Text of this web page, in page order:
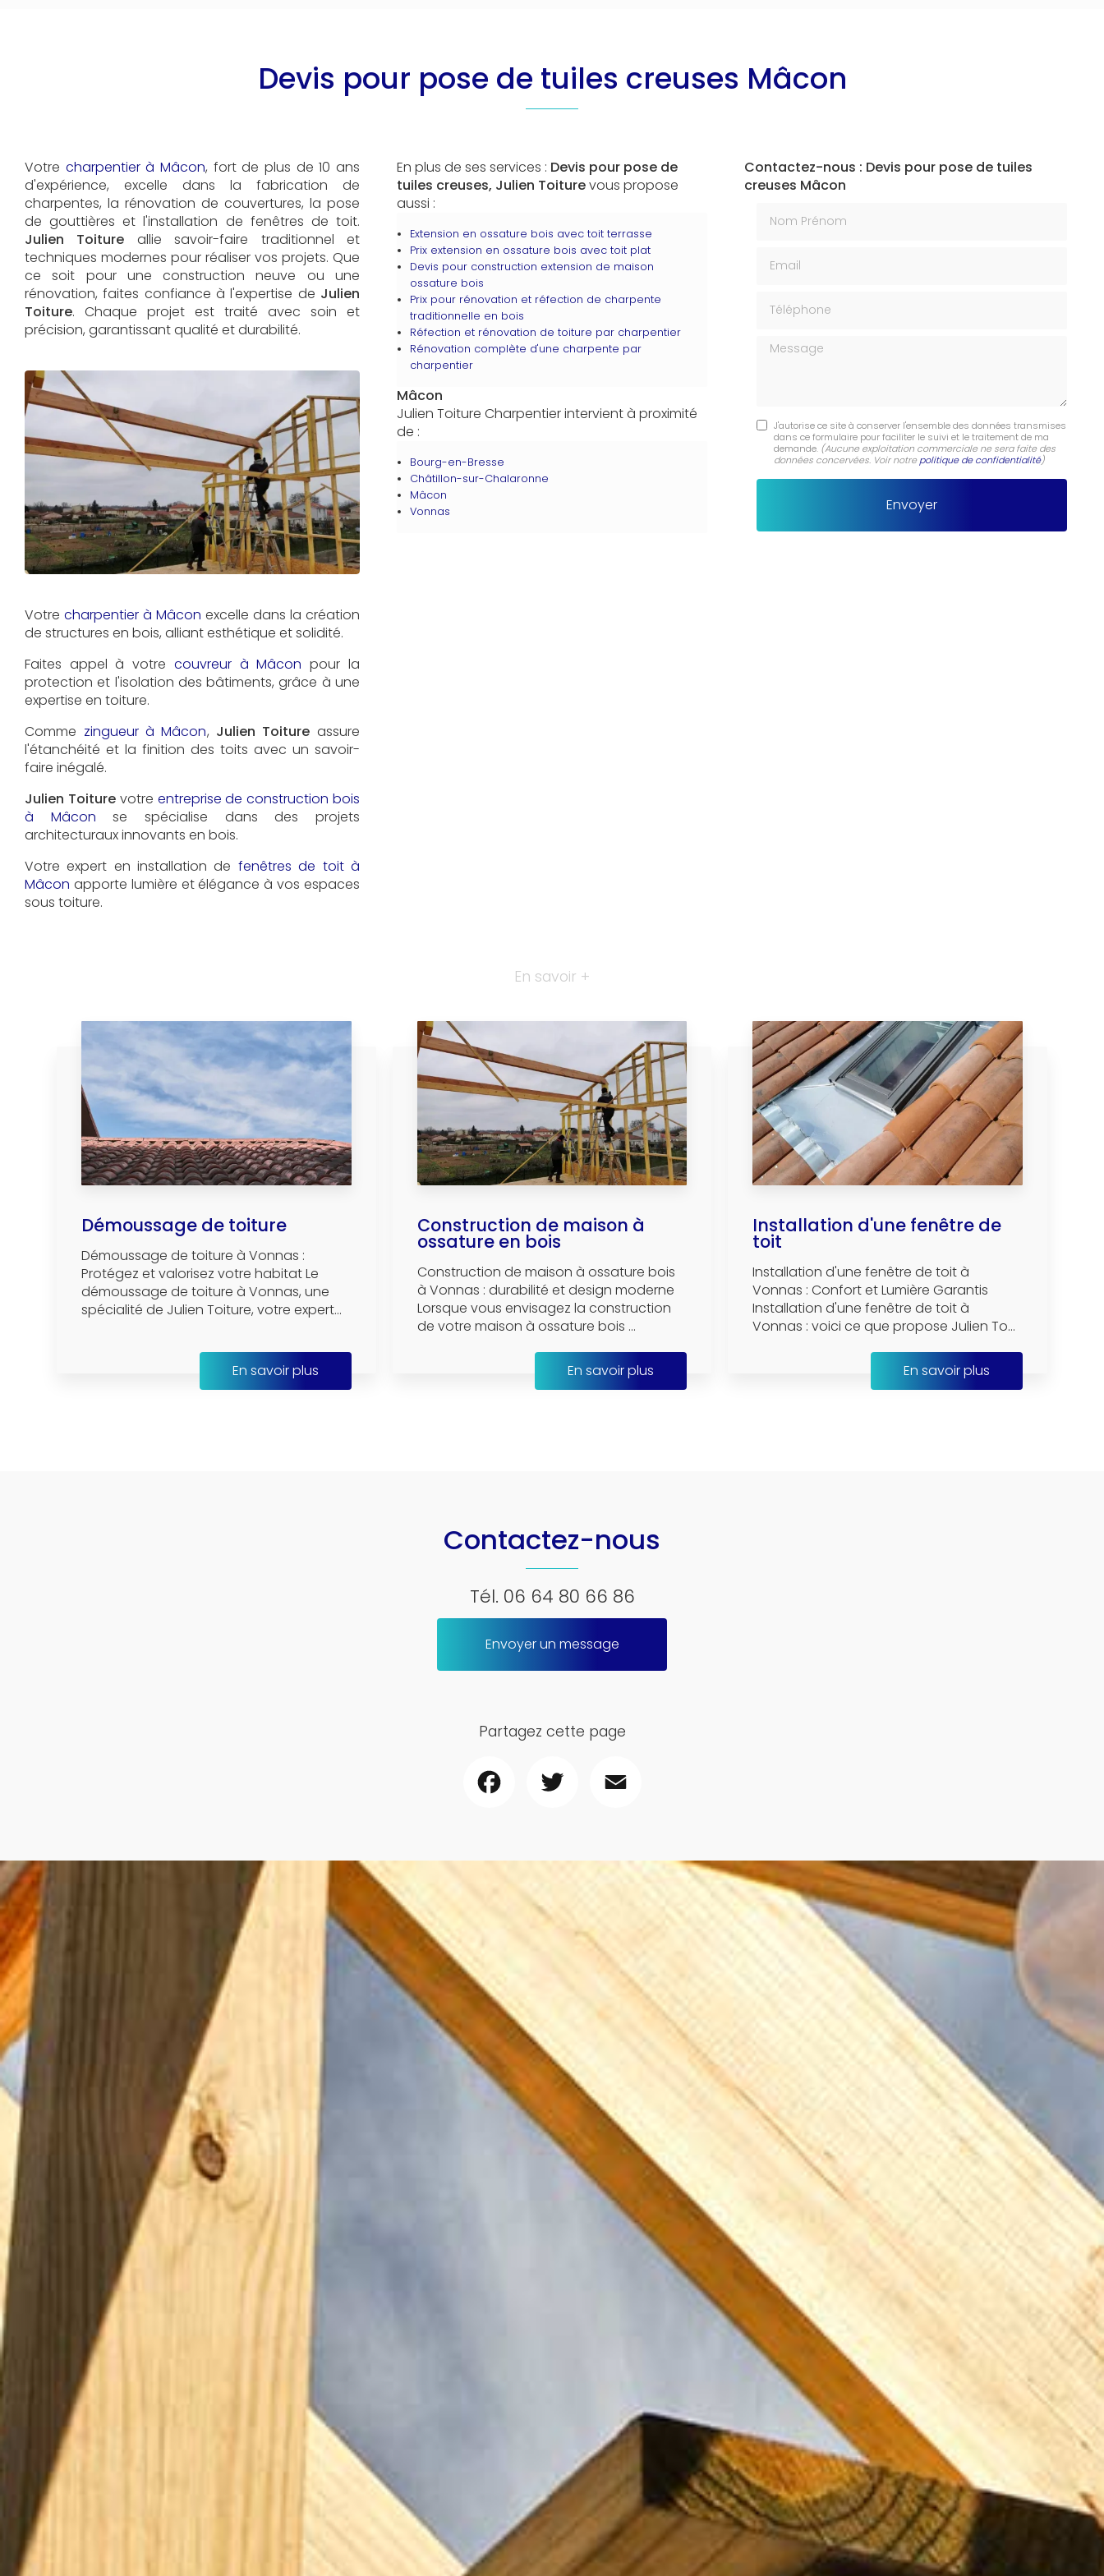
Devis pour pose de tuiles creuses Mâcon
Votre charpentier à Mâcon, fort de plus de 10 ans
d'expérience, excelle dans la fabrication de
charpentes, la rénovation de couvertures, la pose
de gouttières et l'installation de fenêtres de toit.
Julien Toiture allie savoir-faire traditionnel et
techniques modernes pour réaliser vos projets. Que
ce soit pour une construction neuve ou une
rénovation, faites confiance à l'expertise de Julien
Toiture. Chaque projet est traité avec soin et
précision, garantissant qualité et durabilité.
Votre charpentier à Mâcon excelle dans la création
de structures en bois, alliant esthétique et solidité.
Faites appel à votre couvreur à Mâcon pour la
protection et l'isolation des bâtiments, grâce à une
expertise en toiture.
Comme zingueur à Mâcon, Julien Toiture assure
l'étanchéité et la finition des toits avec un savoir-
faire inégalé.
Julien Toiture votre entreprise de construction bois
à Mâcon se spécialise dans des projets
architecturaux innovants en bois.
Votre expert en installation de fenêtres de toit à
Mâcon apporte lumière et élégance à vos espaces
sous toiture.
En plus de ses services : Devis pour pose de
tuiles creuses, Julien Toiturevous propose
aussi :
Extension en ossature bois avec toit terrasse
Prix extension en ossature bois avec toit plat
Devis pour construction extension de maison
ossature bois
Prix pour rénovation et réfection de charpente
traditionnelle en bois
Réfection et rénovation de toiture par charpentier
Rénovation complète d'une charpente par
charpentier
Mâcon
Julien Toiture Charpentier intervient à proximité
de :
Bourg-en-Bresse
Châtillon-sur-Chalaronne
Mâcon
Vonnas
Contactez-nous : Devis pour pose de tuiles
creuses Mâcon
Message
J'autorise ce site à conserver l'ensemble des données transmises
dans ce formulaire pour faciliter le suivi et le traitement de ma
demande. (Aucune exploitation commerciale ne sera faite des
données concervées. Voir notre politique de confidentialité)
En savoir +
Démoussage de toiture
Démoussage de toiture à Vonnas :
Protégez et valorisez votre habitat Le
démoussage de toiture à Vonnas, une
spécialité de Julien Toiture, votre expert...
En savoir plus
Construction de maison à
ossature en bois
Construction de maison à ossature bois
à Vonnas : durabilité et design moderne
Lorsque vous envisagez la construction
de votre maison à ossature bois ...
En savoir plus
Installation d'une fenêtre de
toit
Installation d'une fenêtre de toit à
Vonnas : Confort et Lumière Garantis
Installation d'une fenêtre de toit à
Vonnas : voici ce que propose Julien To...
En savoir plus
Contactez-nous
Tél. 06 64 80 66 86
Envoyer un message
Partagez cette page